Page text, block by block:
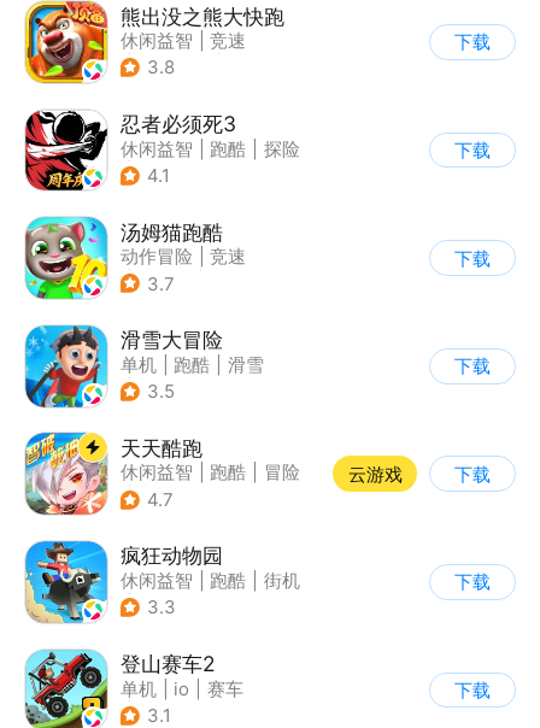
熊出没之熊大快跑
休闲益智
竞速
| 动漫改编
3.8
下载
忍者必须死3
休闲益智 跑酷
探险
| 和风
4.1
下载
汤姆猫跑酷
动作冒险
竞速
| 汤姆猫
3.7
下载
滑雪大冒险
单机 跑酷
滑雪
| 游道易
3.5
下载
天天酷跑
休闲益智 跑酷
冒险
| 萌系
4.7
云游戏 下载
疯狂动物园
休闲益智 跑酷
街机
| 像素风
3.3
下载
登山赛车2
单机 io
赛车
| 欧美风
3.1
下载